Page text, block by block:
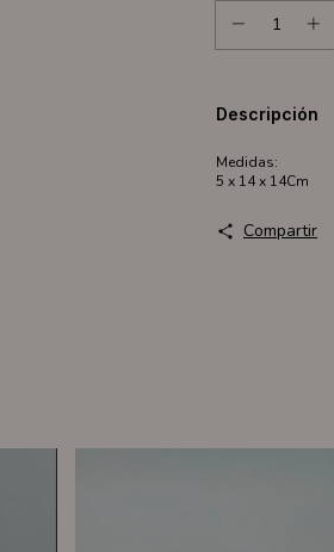
Descripción
Medidas:
5 x 14 x 14Cm
Compartir